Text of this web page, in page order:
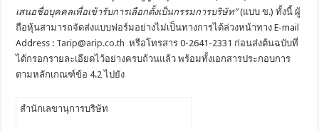
เสนอชื่อบุคคลเพื่อเข้ารับการเลือกตั้งเป็นกรรมการบริษัท”(แบบ ข.) ทั้งนี้ ผู้
ถือหุ้นสามารถจัดส่งแบบฟอร์มอย่างไม่เป็นทางการได้ล่วงหน้าทาง E-mail
Address : Tarip@arip.co.th หรือโทรสาร 0-2641-2331 ก่อนส่งต้นฉบับที่
ได้กรอกรายละเอียดไว้อย่างครบถ้วนแล้ว พร้อมทั้งเอกสารประกอบการ
ตามหลักเกณฑ์ข้อ 4.2 ไปยัง
สำนักเลขานุการบริษัท